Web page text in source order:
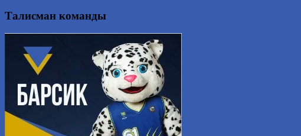
Талисман команды